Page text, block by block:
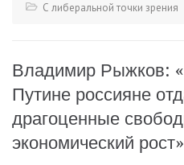
С либеральной точки зрения
Владимир Рыжков:
Путине россияне
драгоценные
экономический рост»